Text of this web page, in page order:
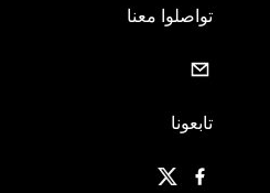
تواصلوا معنا
تابعونا